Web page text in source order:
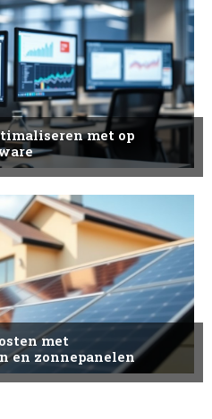
met op
met
en zonnepanelen